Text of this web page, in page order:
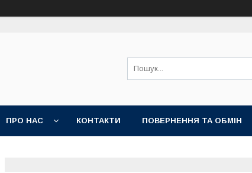
ПРО НАС КОНТАКТИ ПОВЕРНЕННЯ ТА ОБМІН